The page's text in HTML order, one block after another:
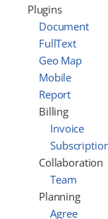
Plugins
Document
FullText
Geo Map
Mobile
Report
Billing
Invoice
Collaboration
Team
Planning
Agree